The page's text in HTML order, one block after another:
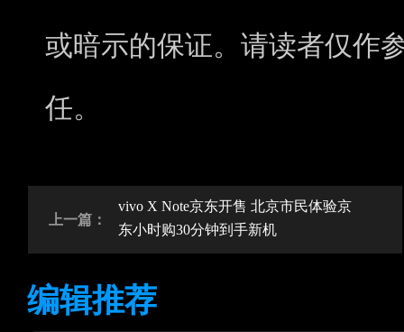
或暗示的保证。请读者仅作
任。
上一篇：
vivo X Note京东开售 北京市民体验京
东小时购30分钟到手新机
编辑推荐